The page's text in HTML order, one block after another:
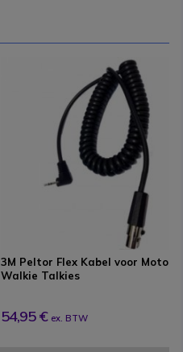
3M Peltor Flex Kabel voor
Walkie Talkies
54,95 € ex. BTW